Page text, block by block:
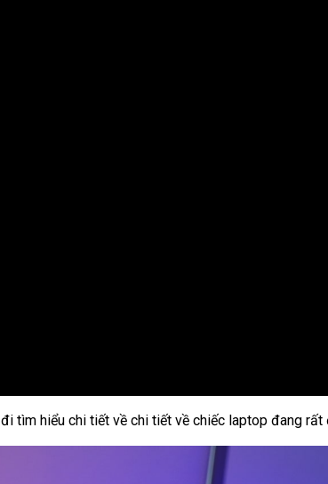
đi tìm hiểu chi tiết về chi tiết về chiếc laptop đang rất